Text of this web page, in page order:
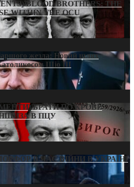
BLOOD BROTHERS: THE
WITHIN THE OCU
жезла: Новий шлях
Шіо III
БРАТИ ПО КРОВІ:
В ПЦУ
В ЧАС ВІЙНИ В УКРАЇНІ